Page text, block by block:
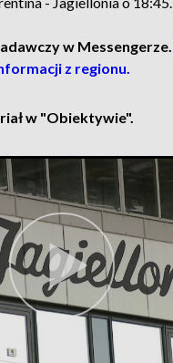
w Messengerze.
z regionu.
w "Obiektywie".